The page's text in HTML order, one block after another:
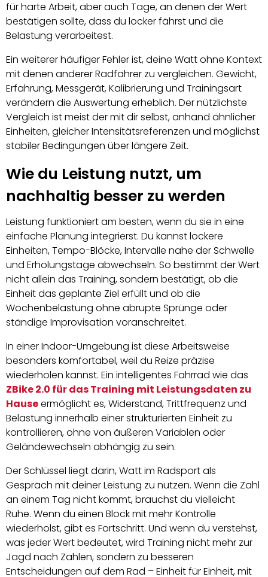
für harte Arbeit, aber auch Tage, an denen der Wert
bestätigen sollte, dass du locker fährst und die
Belastung verarbeitest.
Ein weiterer häufiger Fehler ist, deine Watt ohne Kontext
mit denen anderer Radfahrer zu vergleichen. Gewicht,
Erfahrung, Messgerät, Kalibrierung und Trainingsart
verändern die Auswertung erheblich. Der nützlichste
Vergleich ist meist der mit dir selbst, anhand ähnlicher
Einheiten, gleicher Intensitätsreferenzen und möglichst
stabiler Bedingungen über längere Zeit.
Wie du Leistung nutzt, um
nachhaltig besser zu werden
Leistung funktioniert am besten, wenn du sie in eine
einfache Planung integrierst. Du kannst lockere
Einheiten, Tempo-Blöcke, Intervalle nahe der Schwelle
und Erholungstage abwechseln. So bestimmt der Wert
nicht allein das Training, sondern bestätigt, ob die
Einheit das geplante Ziel erfüllt und ob die
Wochenbelastung ohne abrupte Sprünge oder
ständige Improvisation voranschreitet.
In einer Indoor-Umgebung ist diese Arbeitsweise
besonders komfortabel, weil du Reize präzise
wiederholen kannst. Ein intelligentes Fahrrad wie das
ZBike 2.0 für das Training mit Leistungsdaten zu
Hauseermöglicht es, Widerstand, Trittfrequenz und
Belastung innerhalb einer strukturierten Einheit zu
kontrollieren, ohne von äußeren Variablen oder
Geländewechseln abhängig zu sein.
Der Schlüssel liegt darin, Watt im Radsport als
Gespräch mit deiner Leistung zu nutzen. Wenn die Zahl
an einem Tag nicht kommt, brauchst du vielleicht
Ruhe. Wenn du einen Block mit mehr Kontrolle
wiederholst, gibt es Fortschritt. Und wenn du verstehst,
was jeder Wert bedeutet, wird Training nicht mehr zur
Jagd nach Zahlen, sondern zu besseren
Entscheidungen auf dem Rad – Einheit für Einheit, mit